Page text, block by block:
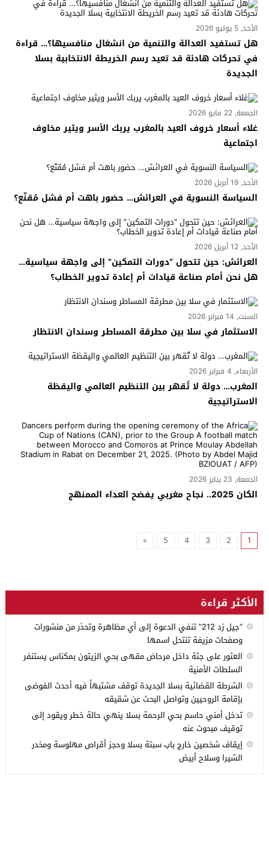
الأحد, 5 يوليو 2026
هل تستفيد العدالة والتنمية من انشغال منافسيها؟… قراءة
في تحركات هادئة قد تعيد رسم الخريطة الانتخابية بسلا
الجديدة
الجمعة, 22 مايو 2026
غلاء أسعار خروف العيد بالمغرب يربك الأسر ويثير مخاوف
اجتماعية
الأحد, 19 أبريل 2026
السياسة النسوية في العرائش… حضور باهت أم فشل مُقنّع؟
الأحد, 12 أبريل 2026
العرائش: حين تتحول “دورات التمكين” إلى واجهة سياسية…
هل نحن أمام صناعة قيادات أم إعادة تدوير الخطاب؟
السبت, 14 فبراير 2026
الاستثمار في سلا بين مطرقة المساطر وسندان الانتظار
الأربعاء, 4 فبراير 2026
المغرب… دولة لا تُقهر بين التنظيم العالمي واليقظة
الاستراتيجية
الجمعة, 23 يناير 2026
الكان 2025.. نجاح مغربي يفضح العداء الممنهج
1
2
3
4
5
»
الأكثر قراءة
“جيل زد 212” تنفي الدعوة إلى أي مظاهرة وتحذر من منشورات
وصفحات مزيفة تنتحل اسمها
العثور على جثة داخل مرحاض مقهى بحي الزيتون بمكناس يستنفر
السلطات الأمنية
الشرطة القضائية بسلا الجديدة توقف مشتبهاً فيه أحدث الفوضى
بإقامة الروحيين وتواصل البحث عن شقيقه
تدخل أمني حاسم بحي الرحمة بسلا ينهي حالة خطر ويقود إلى
توقيف مبحوث عنه
إيقاف شخصين خارج باب سبتة بسلا وحجز أقراص مهلوسة ومخدر
الشيرا وسلاح أبيض